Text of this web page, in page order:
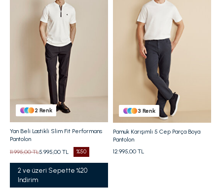
2 Renk
Yan Beli Lastikli Slim Fit Performans
Pantolon
11.995,00 TL5.995,00 TL %50
2 ve üzeri Sepette %20
Indirim
3 Renk
Pamuk Karışımlı 5 Cep Parça Boya
Pantolon
12.995,00 TL